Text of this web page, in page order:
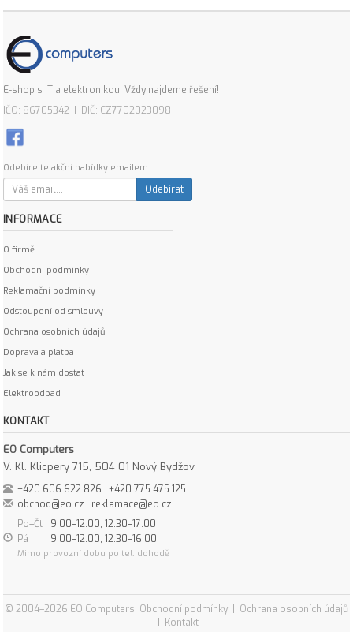
E-shop s IT a elektronikou. Vždy najdeme řešení!
IČO: 86705342 | DIČ: CZ7702023098
Odebírejte akční nabídky emailem:
Odebírat
INFORMACE
O firmě
Obchodní podmínky
Reklamační podmínky
Odstoupení od smlouvy
Ochrana osobních údajů
Doprava a platba
Jak se k nám dostat
Elektroodpad
KONTAKT
EO Computers
V. Kl. Klicpery 715, 504 01 Nový Bydžov
+420 606 622 826
+420 775 475 125
obchod@eo.cz
reklamace@eo.cz
Po–Čt
9:00–12:00, 12:30–17:00
Pá
9:00–12:00, 12:30–16:00
Mimo provozní dobu po tel. dohodě
© 2004–2026 EO Computers Obchodní podmínky
Ochrana osobních údajů
Kontakt